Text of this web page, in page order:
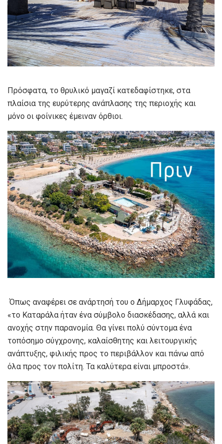
Πρόσφατα, το θρυλικό μαγαζί κατεδαφίστηκε, στα
πλαίσια της ευρύτερης ανάπλασης της περιοχής και
μόνο οι φοίνικες έμειναν όρθιοι.
Όπως αναφέρει σε ανάρτησή του ο Δήμαρχος Γλυφάδας,
«το Καταράλα ήταν ένα σύμβολο διασκέδασης, αλλά και
ανοχής στην παρανομία. Θα γίνει πολύ σύντομα ένα
τοπόσημο σύγχρονης, καλαίσθητης και λειτουργικής
ανάπτυξης, φιλικής προς το περιβάλλον και πάνω από
όλα προς τον πολίτη. Τα καλύτερα είναι μπροστά».